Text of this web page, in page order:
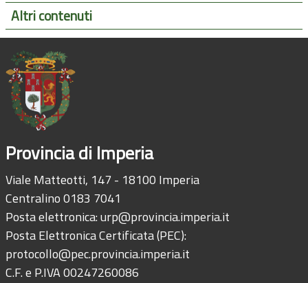
Altri contenuti
Provincia di Imperia
Viale Matteotti, 147 - 18100 Imperia
Centralino 0183 7041
Posta elettronica:urp@provincia.imperia.it
Posta Elettronica Certificata (PEC):
protocollo@pec.provincia.imperia.it
C.F. e P.IVA 00247260086